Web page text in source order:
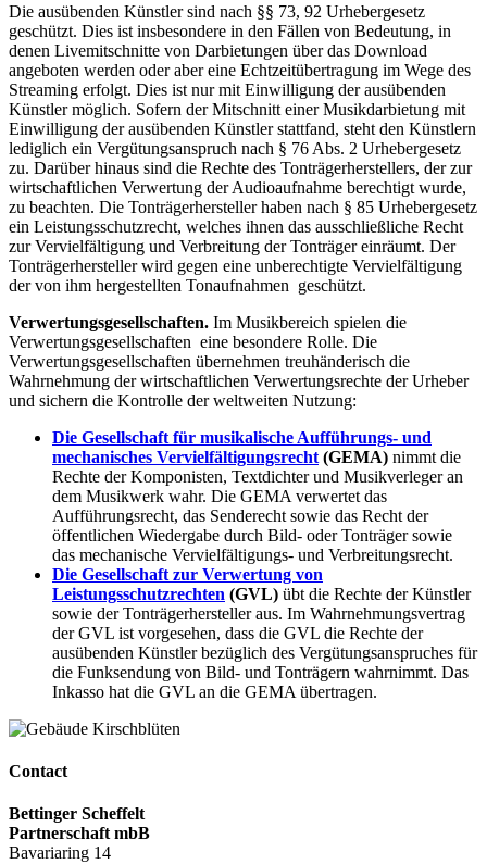
Die ausübenden Künstler sind nach §§ 73, 92 Urhebergesetz
geschützt. Dies ist insbesondere in den Fällen von Bedeutung, in
denen Livemitschnitte von Darbietungen über das Download
angeboten werden oder aber eine Echtzeitübertragung im Wege des
Streaming erfolgt. Dies ist nur mit Einwilligung der ausübenden
Künstler möglich. Sofern der Mitschnitt einer Musikdarbietung mit
Einwilligung der ausübenden Künstler stattfand, steht den Künstlern
lediglich ein Vergütungsanspruch nach § 76 Abs. 2 Urhebergesetz
zu. Darüber hinaus sind die Rechte des Tonträgerherstellers, der zur
wirtschaftlichen Verwertung der Audioaufnahme berechtigt wurde,
zu beachten. Die Tonträgerhersteller haben nach § 85 Urhebergesetz
ein Leistungsschutzrecht, welches ihnen das ausschließliche Recht
zur Vervielfältigung und Verbreitung der Tonträger einräumt. Der
Tonträgerhersteller wird gegen eine unberechtigte Vervielfältigung
der von ihm hergestellten Tonaufnahmen geschützt.
Verwertungsgesellschaften. Im Musikbereich spielen die
Verwertungsgesellschaften eine besondere Rolle. Die
Verwertungsgesellschaften übernehmen treuhänderisch die
Wahrnehmung der wirtschaftlichen Verwertungsrechte der Urheber
und sichern die Kontrolle der weltweiten Nutzung:
Die Gesellschaft für musikalische Aufführungs- und
mechanisches Vervielfältigungsrecht (GEMA) nimmt die
Rechte der Komponisten, Textdichter und Musikverleger an
dem Musikwerk wahr. Die GEMA verwertet das
Aufführungsrecht, das Senderecht sowie das Recht der
öffentlichen Wiedergabe durch Bild- oder Tonträger sowie
das mechanische Vervielfältigungs- und Verbreitungsrecht.
Die Gesellschaft zur Verwertung von
Leistungsschutzrechten (GVL) übt die Rechte der Künstler
sowie der Tonträgerhersteller aus. Im Wahrnehmungsvertrag
der GVL ist vorgesehen, dass die GVL die Rechte der
ausübenden Künstler bezüglich des Vergütungsanspruches für
die Funksendung von Bild- und Tonträgern wahrnimmt. Das
Inkasso hat die GVL an die GEMA übertragen.
Contact
Bettinger Scheffelt
Partnerschaft mbB
Bavariaring 14